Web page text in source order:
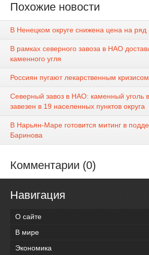
Похожие новости
В Ненецком округе снижена цена на
В рамках северного завоза в НАО
каменного угля
Россиян пугают лекарственным кризисом
Северный завоз в НАО: каменный уголь
завезен в 19 населенных пунктов округа
В Нарьян-Маре готовится митинг в
Баринова
Комментарии (0)
Навигация
О сайте
В мире
Экономика